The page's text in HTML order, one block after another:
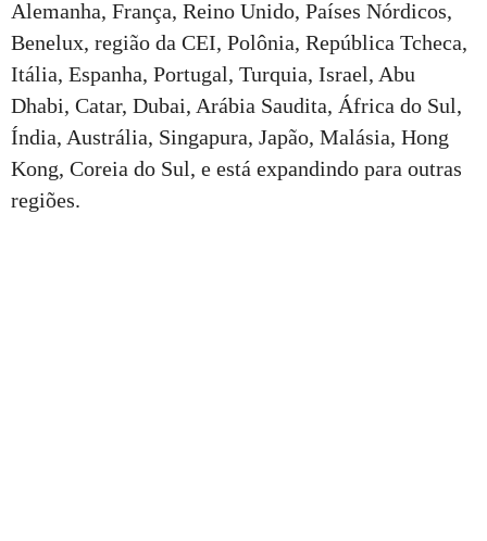
Alemanha, França, Reino Unido, Países Nórdicos,
Benelux, região da CEI, Polônia, República Tcheca,
Itália, Espanha, Portugal, Turquia, Israel, Abu
Dhabi, Catar, Dubai, Arábia Saudita, África do Sul,
Índia, Austrália, Singapura, Japão, Malásia, Hong
Kong, Coreia do Sul, e está expandindo para outras
regiões.